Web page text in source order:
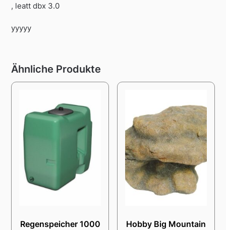
, leatt dbx 3.0
yyyyy
Ähnliche Produkte
Regenspeicher 1000
Hobby Big Mountain